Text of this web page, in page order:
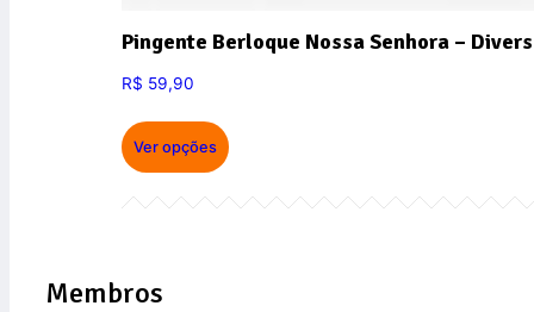
Pingente Berloque Nossa Senhora –
R$ 59,90
Ver opções
Membros